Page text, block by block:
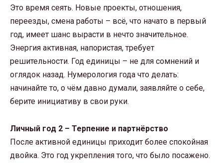
Это время сеять. Новые проекты, отношения,
переезды, смена работы – всё, что начато в первый
год, имеет шанс вырасти в нечто значительное.
Энергия активная, напористая, требует
решительности. Год единицы – не для сомнений и
оглядок назад. Нумерология года что делать:
начинайте то, о чём давно думали, заявляйте о себе,
берите инициативу в свои руки.
Личный год 2 – Терпение и партнёрство
После активной единицы приходит более спокойная
двойка. Это год укрепления того, что было посажено.